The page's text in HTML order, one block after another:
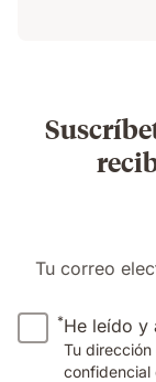
Tu correo
*He leído y
Tu
confidencial